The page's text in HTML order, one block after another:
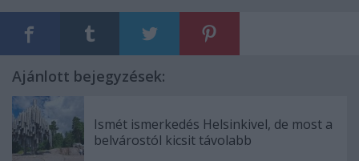
Ajánlott bejegyzések:
Ismét ismerkedés Helsinkivel, de most a
belvárostól kicsit távolabb